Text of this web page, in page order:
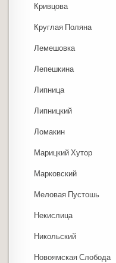
Кривцова
Круглая Поляна
Лемешовка
Лепешкина
Липница
Липницкий
Ломакин
Марицкий Хутор
Марковский
Меловая Пустошь
Некислица
Никольский
Новоямская Слобода